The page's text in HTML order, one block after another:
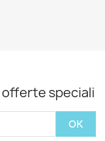
offerte speciali